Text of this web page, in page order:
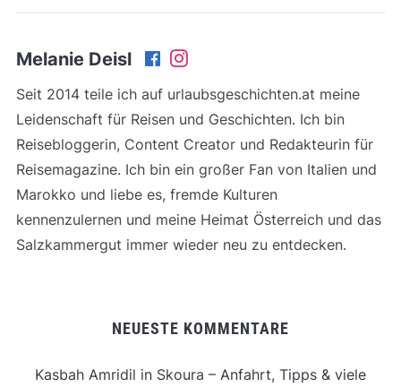
Melanie Deisl
Seit 2014 teile ich auf urlaubsgeschichten.at meine
Leidenschaft für Reisen und Geschichten. Ich bin
Reisebloggerin, Content Creator und Redakteurin für
Reisemagazine. Ich bin ein großer Fan von Italien und
Marokko und liebe es, fremde Kulturen
kennenzulernen und meine Heimat Österreich und das
Salzkammergut immer wieder neu zu entdecken.
NEUESTE KOMMENTARE
Kasbah Amridil in Skoura – Anfahrt, Tipps & viele